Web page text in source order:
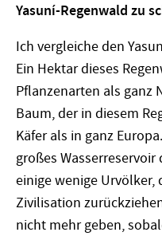
Yasuní-Regenwald zu
Ich vergleiche den
Ein Hektar dieses
Pflanzenarten als ganz
Baum, der in diesem
Käfer als in ganz
großes
einige wenige
Zivilisation
nicht mehr geben,